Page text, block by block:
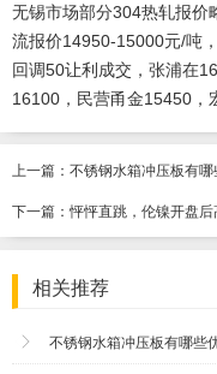
无锡市场部分304热轧报价
流报价14950-15000元/吨
回调50让利成交，张浦在
16100，民营甬金15450，
上一篇：不锈钢水箱冲压板有
下一篇：怦怦直跳，伦镍开盘
相关推荐
不锈钢水箱冲压板有哪些